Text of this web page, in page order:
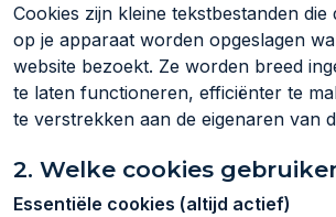
Cookies zijn kleine tekstbestanden
op je apparaat worden opgeslagen
website bezoekt. Ze worden breed
te laten functioneren, efficiënter te
te verstrekken aan de eigenaren van
2. Welke cookies
Essentiële cookies (altijd actief)